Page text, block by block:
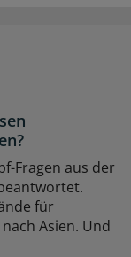
Fragen aus der
für
Asien. Und